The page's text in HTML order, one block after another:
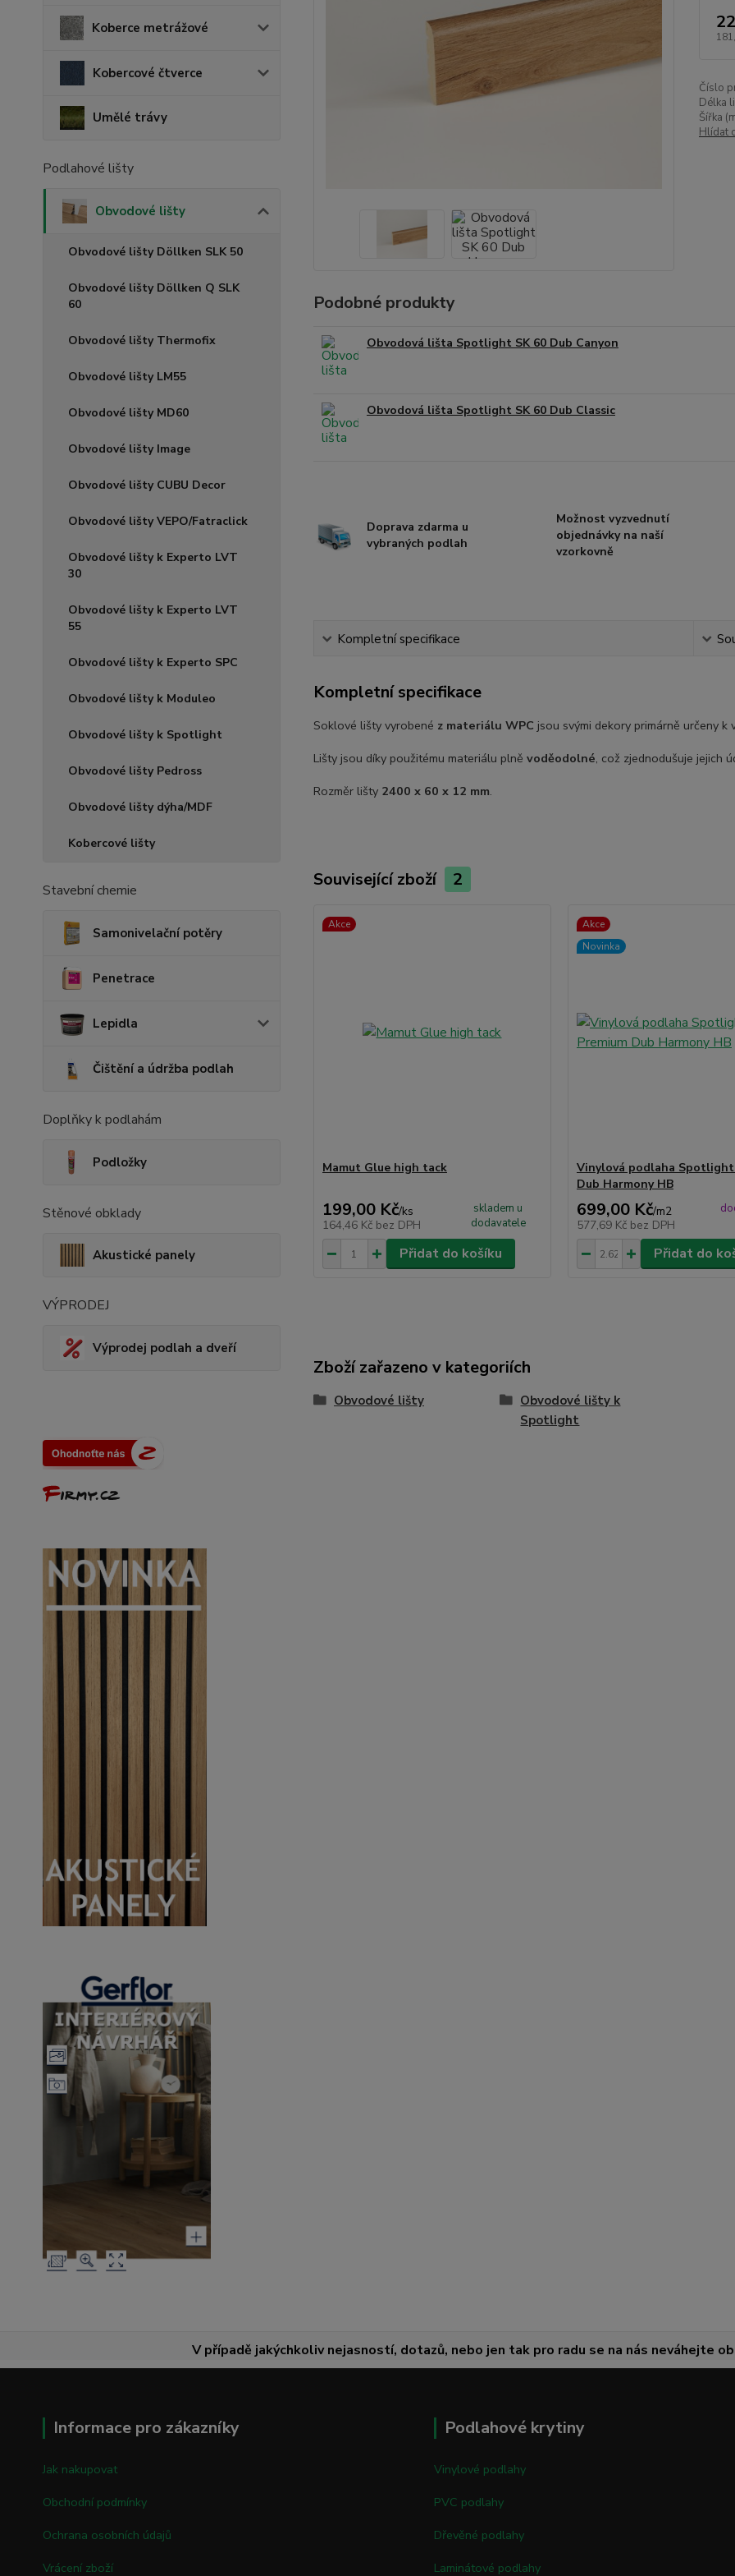
Koberce metrážové
Kobercové čtverce
Umělé trávy
Podlahové lišty
Obvodové lišty
Obvodové lišty Döllken SLK 50
Obvodové lišty Döllken Q SLK
60
Obvodové lišty Thermofix
Obvodové lišty LM55
Obvodové lišty MD60
Obvodové lišty Image
Obvodové lišty CUBU Decor
Obvodové lišty VEPO/Fatraclick
Obvodové lišty k Experto LVT
30
Obvodové lišty k Experto LVT
55
Obvodové lišty k Experto SPC
Obvodové lišty k Moduleo
Obvodové lišty k Spotlight
Obvodové lišty Pedross
Obvodové lišty dýha/MDF
Kobercové lišty
Stavební chemie
Samonivelační potěry
Penetrace
Lepidla
Čištění a údržba podlah
Doplňky k podlahám
Podložky
Stěnové obklady
Akustické panely
VÝPRODEJ
Výprodej podlah a dveří
Číslo
Délka
Šířka
Hlídat
Podobné produkty
Obvodová lišta Spotlight SK 60 Dub Canyon
Obvodová lišta Spotlight SK 60 Dub Classic
Doprava zdarma u
vybraných podlah
Možnost vyzvednutí
objednávky na naší
vzorkovně
Kompletní specifikace
Kompletní specifikace
Soklové lišty vyrobené z materiálu WPC jsou svými dekory primárně určeny
Lišty jsou díky použitému materiálu plně voděodolné, což zjednodušuje jejich
Rozměr lišty 2400 x 60 x 12 mm.
Související zboží 2
Akce
Mamut Glue high tack
199,00 Kč/ks
164,46 Kč bez DPH
skladem u
dodavatele
Přidat do košíku
Akce
Novinka
Vinylová podlaha Spotlight
Dub Harmony HB
699,00 Kč/m2
577,69 Kč bez DPH
Přidat do
Zboží zařazeno v kategoriích
Obvodové lišty
Obvodové lišty k
Spotlight
V případě jakýchkoliv nejasností, dotazů, nebo jen tak pro radu se na nás neváhejte
Informace pro zákazníky
Jak nakupovat
Obchodní podmínky
Ochrana osobních údajů
Vrácení zboží
Podlahové krytiny
Vinylové podlahy
PVC podlahy
Dřevěné podlahy
Laminátové podlahy